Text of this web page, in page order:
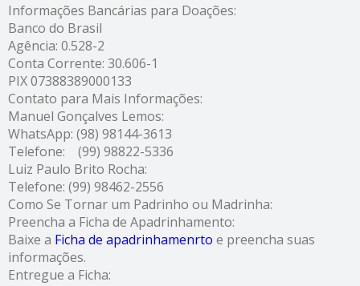
Informações Bancárias para Doações:
Banco do Brasil
Agência: 0.528-2
Conta Corrente: 30.606-1
PIX 07388389000133
Contato para Mais Informações:
Manuel Gonçalves Lemos:
WhatsApp: (98) 98144-3613
Telefone: (99) 98822-5336
Luiz Paulo Brito Rocha:
Telefone: (99) 98462-2556
Como Se Tornar um Padrinho ou Madrinha:
Preencha a Ficha de Apadrinhamento:
Baixe a Ficha de apadrinhamenrto e preencha suas
informações.
Entregue a Ficha: